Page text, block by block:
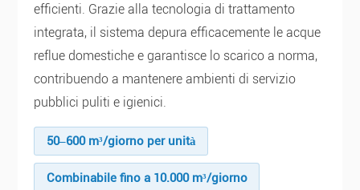
efficienti. Grazie alla tecnologia di trattamento
integrata, il sistema depura efficacemente le acque
reflue domestiche e garantisce lo scarico a norma,
contribuendo a mantenere ambienti di servizio
pubblici puliti e igienici.
50–600 m³/giorno per unità
Combinabile fino a 10.000 m³/giorno